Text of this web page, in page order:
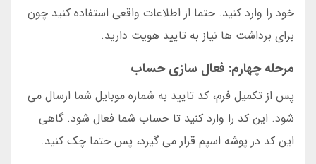
خود را وارد کنید. حتما از اطلاعات واقعی استفاده کنید چون
برای برداشت ها نیاز به تایید هویت دارید.
مرحله چهارم: فعال سازی حساب
پس از تکمیل فرم، کد تایید به شماره موبایل شما ارسال می
شود. این کد را وارد کنید تا حساب شما فعال شود. گاهی
این کد در پوشه اسپم قرار می گیرد، پس حتما چک کنید.